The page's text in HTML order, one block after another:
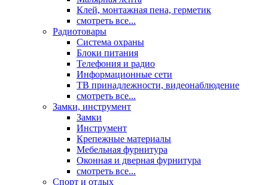
Клей, монтажная пена, герметик
смотреть все...
Радиотовары
Система охраны
Блоки питания
Телефония и радио
Информационные сети
ТВ принадлежности, видеонаблюдение
смотреть все...
Замки, инструмент
Замки
Инструмент
Крепежные материалы
Мебельная фурнитура
Оконная и дверная фурнитура
смотреть все...
Спорт и отдых